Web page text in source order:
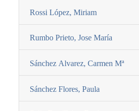
Rossi López, Miriam
Rumbo Prieto, Jose Marí­a
Sánchez Alvarez, Carmen Mª
Sánchez Flores, Paula